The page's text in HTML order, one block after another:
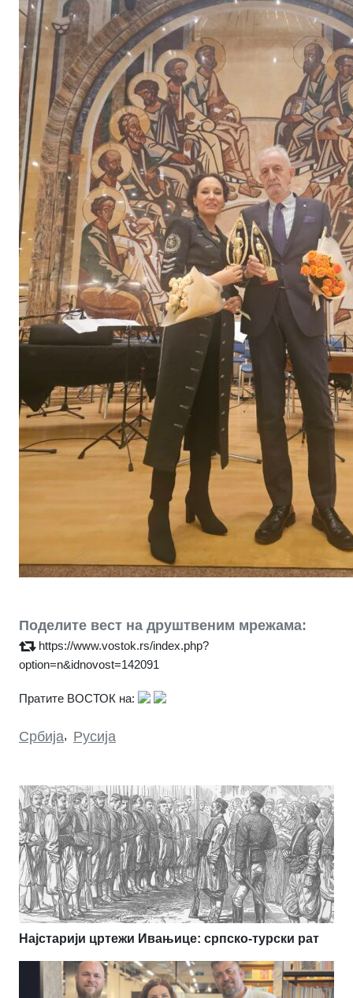
Поделите вест на друштвеним мрежама:
https://www.vostok.rs/index.php?
option=n&idnovost=142091
Пратите ВОСТОК на:
Србија, Русија
Најстарији цртежи Ивањице: српско-турски рат